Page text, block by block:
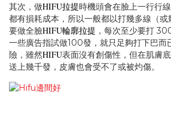
其次，做HIFU拉提時機頭會在臉上一行行
都有損耗成本，所以一般都以打幾多線（
要做全臉HIFU輪廓拉提 ，每次至少要打
一些廣告指試做100發，就只足夠打下巴而
險，雖然HIFU表面沒有創傷性，但在肌膚
送上幾千發，皮膚也會受不了或被灼傷。